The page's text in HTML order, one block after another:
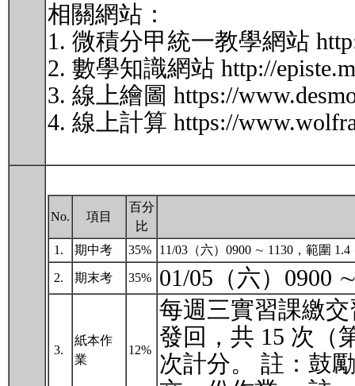
相關網站：
1. 微積分甲統一教學網站
2. 數學知識網站 http://
3. 線上繪圖 https://
4. 線上計算 https://
No. 項目
百分
比
1.
期中考 35% 11/03（六）0900 ∼ 1130，範圍
2. 期末考 35% 01/05（六）0900
3.
紙本作
業
12%
每週三實習課繳
發回，共 15 次（
次計分。 註：鼓